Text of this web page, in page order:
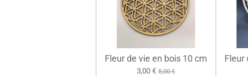
Fleur de vie en bois 10 cm
3,00 € 5,00 €
Fleur